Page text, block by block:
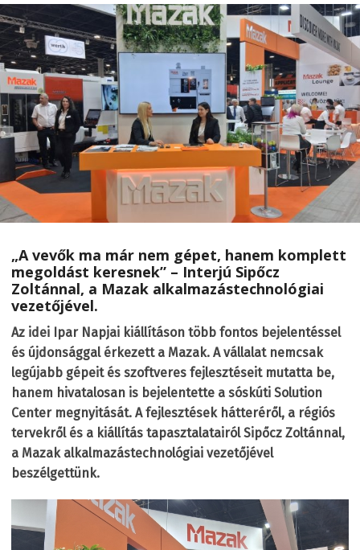
„A vevők ma már nem gépet, hanem komplett
megoldást keresnek” – Interjú Sipőcz
Zoltánnal, a Mazak alkalmazástechnológiai
vezetőjével.
Az idei Ipar Napjai kiállításon több fontos bejelentéssel
és újdonsággal érkezett a Mazak. A vállalat nemcsak
legújabb gépeit és szoftveres fejlesztéseit mutatta be,
hanem hivatalosan is bejelentette a sóskúti Solution
Center megnyitását. A fejlesztések hátteréről, a régiós
tervekről és a kiállítás tapasztalatairól Sipőcz Zoltánnal,
a Mazak alkalmazástechnológiai vezetőjével
beszélgettünk.